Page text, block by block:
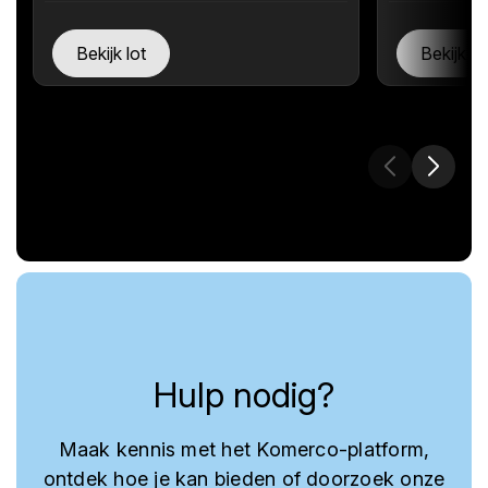
Bekijk lot Bekijk
Hulp nodig?
Maak kennis met het Komerco-platform,
ontdek hoe je kan bieden of doorzoek onze